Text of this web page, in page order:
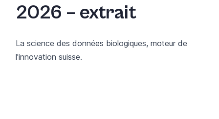
2026 – extrait
La science des données biologiques, moteur de
l'innovation suisse.